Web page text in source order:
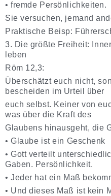
• fremde Persönlichkeiten.
Sie versuchen, jemand
Praktische Beisp:
3. Die größte Freiheit:
leben
Röm 12,3:
Überschätzt euch nicht,
bescheiden im Urteil über
euch selbst. Keiner von
was über die Kraft des
Glaubens hinausgeht, die
• Glaube ist ein Geschenk
• Gott verteilt
Gaben. Persönlichkeit.
• Jeder hat ein Maß
• Und dieses Maß ist kein